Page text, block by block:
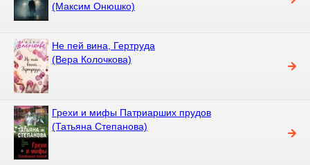
(Максим Онюшко)
Не пей вина, Гертруда
(Вера Колочкова)
Грехи и мифы Патриарших прудов
(Татьяна Степанова)